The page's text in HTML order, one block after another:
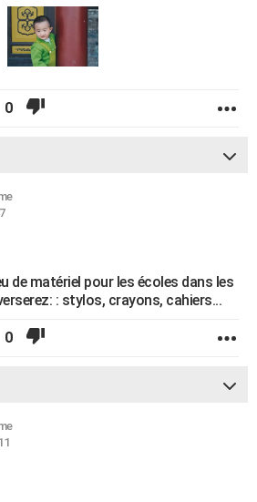
0
de matériel pour les écoles dans les
: stylos, crayons, cahiers...
0